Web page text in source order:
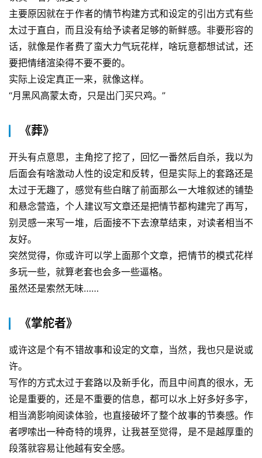
主要原因就在于作者的情节构建方式和设定的引出方式有些
太过于直白，而且没有给予读者足够的新鲜感。非要形容的
话，就像是作者费了蛮大力气玩花样，啥玩意都想试试，还
要把情绪渲染得不要不要的。
实际上设定真正一来，就像这样。
“月黑风高蒙太奇，只是出门买只鸡。”
《葬》
开头有点意思，主角挖了挖了，回忆一番然后自杀，我以为
后面会有啥激动人性的设定和反转，但是实际上的套路还是
太过于无趣了，感觉有些白瞎了前面那么一大堆叙述的铺垫
和悬念营造，个人建议写文章还是把情节都构建完了再写，
别灵感一来写一堆，后面接不下去潦草结束，对读者相当不
友好。
突然觉得，你或许可以学上面那个文章，把情节的模式花样
多玩一些，就算老套也会多一些逼格。
虽然还是索然无味……
《掌舵者》
或许这是个有不错故事和设定的文章，当然，我也只是说或
许。
写作的方式太过于套路以及新手化，而且中间真的很水，无
论是重要的，还是不重要的信息，都可以水上好多好多字，
相当滴影响阅读体验，也直接破坏了整个故事的节奏感。作
者啰嗦出一种奇特的境界，让我甚至觉得，是不是越厚重的
段落就容易让他越有安全感。